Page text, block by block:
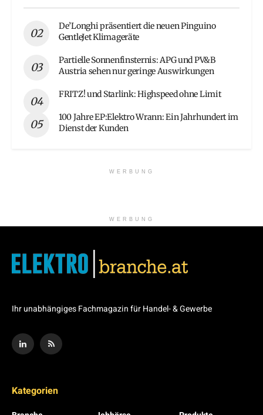
De’Longhi präsentiert die neuen Pinguino
GentleJet Klimageräte
Partielle Sonnenfinsternis: APG und PV&B
Austria sehen nur geringe Auswirkungen
FRITZ! und Starlink: Highspeed ohne Limit
100 Jahre EP:Elektro Wrann: Ein Jahrhundert im
Dienst der Kunden
WERBUNG
WERBUNG
Ihr unabhängiges Fachmagazin für Handel- & Gewerbe
Kategorien